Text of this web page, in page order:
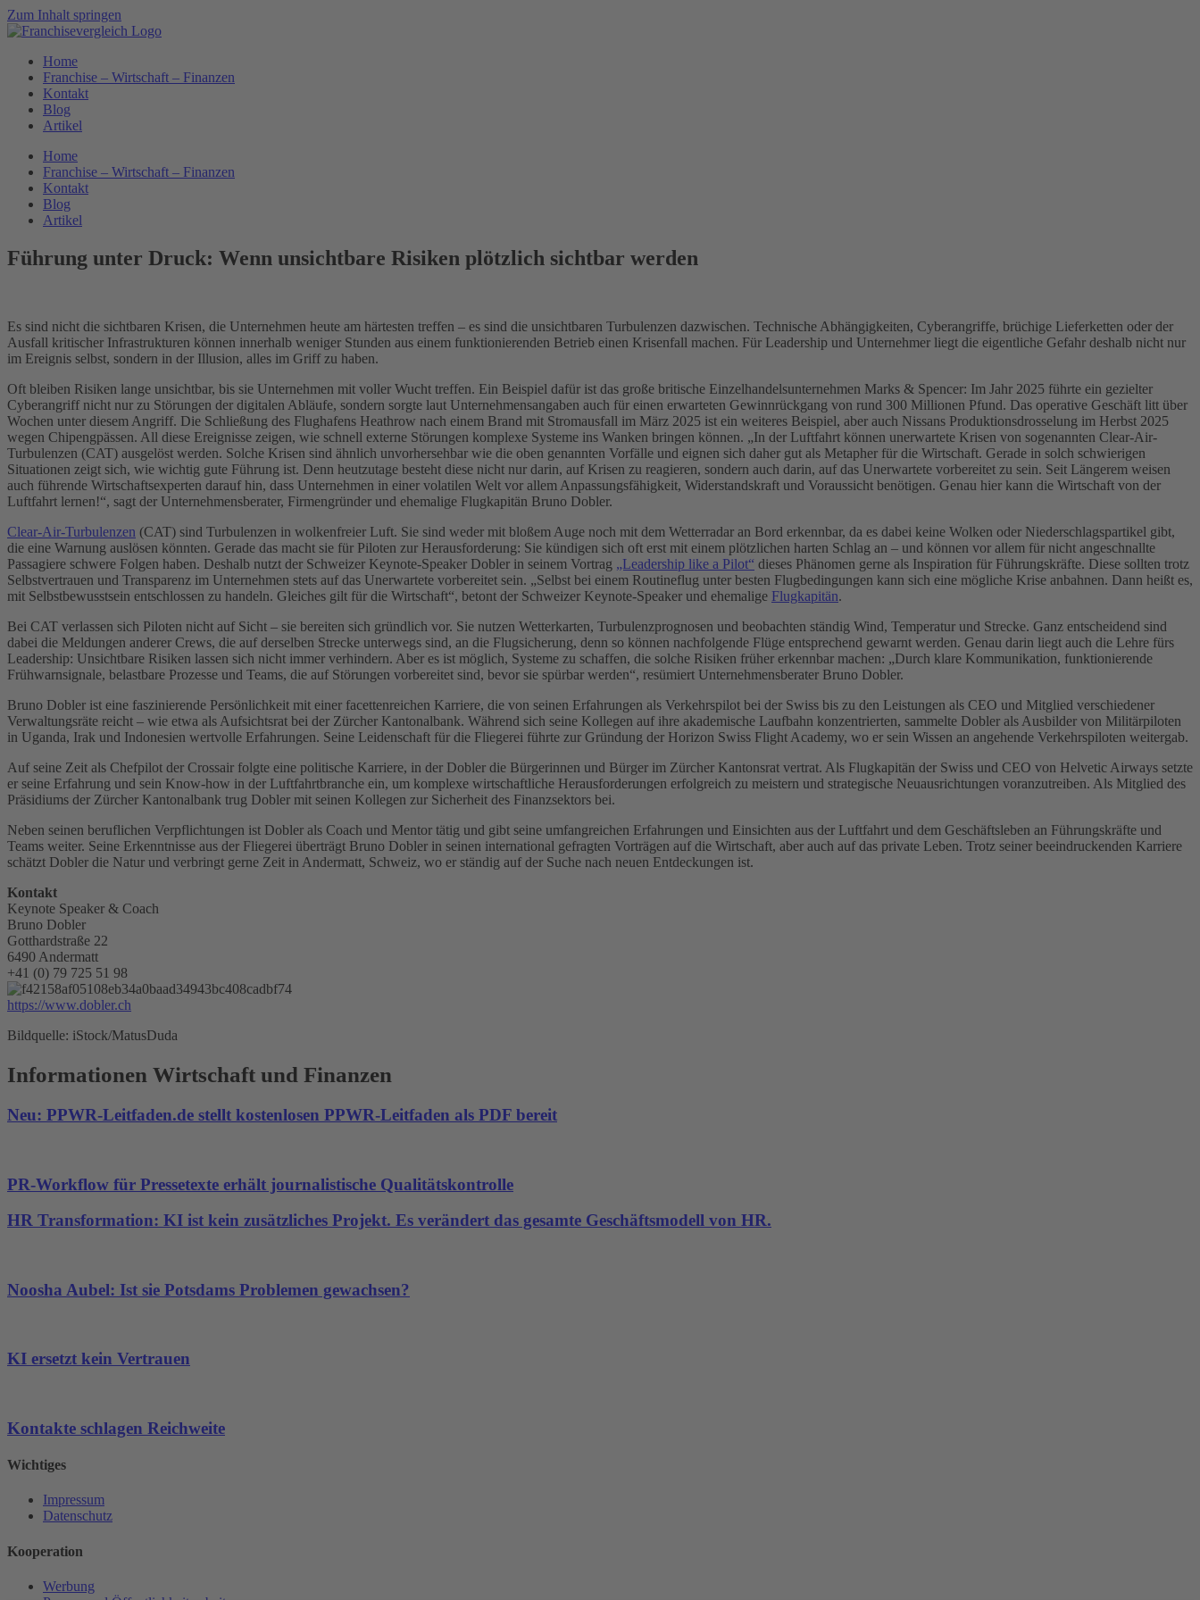
Zum Inhalt springen
Home
Franchise – Wirtschaft – Finanzen
Kontakt
Blog
Artikel
Home
Franchise – Wirtschaft – Finanzen
Kontakt
Blog
Artikel
Führung unter Druck: Wenn unsichtbare Risiken plötzlich sichtbar werden
Es sind nicht die sichtbaren Krisen, die Unternehmen heute am härtesten treffen – es sind die unsichtbaren Turbulenzen dazwischen. Technische Abhängigkeiten, Cyberangriffe, brüchige Lieferketten oder der
Ausfall kritischer Infrastrukturen können innerhalb weniger Stunden aus einem funktionierenden Betrieb einen Krisenfall machen. Für Leadership und Unternehmer liegt die eigentliche Gefahr deshalb nicht nur
im Ereignis selbst, sondern in der Illusion, alles im Griff zu haben.
Oft bleiben Risiken lange unsichtbar, bis sie Unternehmen mit voller Wucht treffen. Ein Beispiel dafür ist das große britische Einzelhandelsunternehmen Marks & Spencer: Im Jahr 2025 führte ein gezielter
Cyberangriff nicht nur zu Störungen der digitalen Abläufe, sondern sorgte laut Unternehmensangaben auch für einen erwarteten Gewinnrückgang von rund 300 Millionen Pfund. Das operative Geschäft litt über
Wochen unter diesem Angriff. Die Schließung des Flughafens Heathrow nach einem Brand mit Stromausfall im März 2025 ist ein weiteres Beispiel, aber auch Nissans Produktionsdrosselung im Herbst 2025
wegen Chipengpässen. All diese Ereignisse zeigen, wie schnell externe Störungen komplexe Systeme ins Wanken bringen können. „In der Luftfahrt können unerwartete Krisen von sogenannten Clear-Air-
Turbulenzen (CAT) ausgelöst werden. Solche Krisen sind ähnlich unvorhersehbar wie die oben genannten Vorfälle und eignen sich daher gut als Metapher für die Wirtschaft. Gerade in solch schwierigen
Situationen zeigt sich, wie wichtig gute Führung ist. Denn heutzutage besteht diese nicht nur darin, auf Krisen zu reagieren, sondern auch darin, auf das Unerwartete vorbereitet zu sein. Seit Längerem weisen
auch führende Wirtschaftsexperten darauf hin, dass Unternehmen in einer volatilen Welt vor allem Anpassungsfähigkeit, Widerstandskraft und Voraussicht benötigen. Genau hier kann die Wirtschaft von der
Luftfahrt lernen!“, sagt der Unternehmensberater, Firmengründer und ehemalige Flugkapitän Bruno Dobler.
Clear-Air-Turbulenzen (CAT) sind Turbulenzen in wolkenfreier Luft. Sie sind weder mit bloßem Auge noch mit dem Wetterradar an Bord erkennbar, da es dabei keine Wolken oder Niederschlagspartikel gibt,
die eine Warnung auslösen könnten. Gerade das macht sie für Piloten zur Herausforderung: Sie kündigen sich oft erst mit einem plötzlichen harten Schlag an – und können vor allem für nicht angeschnallte
Passagiere schwere Folgen haben. Deshalb nutzt der Schweizer Keynote-Speaker Dobler in seinem Vortrag „Leadership like a Pilot“ dieses Phänomen gerne als Inspiration für Führungskräfte. Diese sollten trotz
Selbstvertrauen und Transparenz im Unternehmen stets auf das Unerwartete vorbereitet sein. „Selbst bei einem Routineflug unter besten Flugbedingungen kann sich eine mögliche Krise anbahnen. Dann heißt es,
mit Selbstbewusstsein entschlossen zu handeln. Gleiches gilt für die Wirtschaft“, betont der Schweizer Keynote-Speaker und ehemalige Flugkapitän.
Bei CAT verlassen sich Piloten nicht auf Sicht – sie bereiten sich gründlich vor. Sie nutzen Wetterkarten, Turbulenzprognosen und beobachten ständig Wind, Temperatur und Strecke. Ganz entscheidend sind
dabei die Meldungen anderer Crews, die auf derselben Strecke unterwegs sind, an die Flugsicherung, denn so können nachfolgende Flüge entsprechend gewarnt werden. Genau darin liegt auch die Lehre fürs
Leadership: Unsichtbare Risiken lassen sich nicht immer verhindern. Aber es ist möglich, Systeme zu schaffen, die solche Risiken früher erkennbar machen: „Durch klare Kommunikation, funktionierende
Frühwarnsignale, belastbare Prozesse und Teams, die auf Störungen vorbereitet sind, bevor sie spürbar werden“, resümiert Unternehmensberater Bruno Dobler.
Bruno Dobler ist eine faszinierende Persönlichkeit mit einer facettenreichen Karriere, die von seinen Erfahrungen als Verkehrspilot bei der Swiss bis zu den Leistungen als CEO und Mitglied verschiedener
Verwaltungsräte reicht – wie etwa als Aufsichtsrat bei der Zürcher Kantonalbank. Während sich seine Kollegen auf ihre akademische Laufbahn konzentrierten, sammelte Dobler als Ausbilder von Militärpiloten
in Uganda, Irak und Indonesien wertvolle Erfahrungen. Seine Leidenschaft für die Fliegerei führte zur Gründung der Horizon Swiss Flight Academy, wo er sein Wissen an angehende Verkehrspiloten weitergab.
Auf seine Zeit als Chefpilot der Crossair folgte eine politische Karriere, in der Dobler die Bürgerinnen und Bürger im Zürcher Kantonsrat vertrat. Als Flugkapitän der Swiss und CEO von Helvetic Airways setzte
er seine Erfahrung und sein Know-how in der Luftfahrtbranche ein, um komplexe wirtschaftliche Herausforderungen erfolgreich zu meistern und strategische Neuausrichtungen voranzutreiben. Als Mitglied des
Präsidiums der Zürcher Kantonalbank trug Dobler mit seinen Kollegen zur Sicherheit des Finanzsektors bei.
Neben seinen beruflichen Verpflichtungen ist Dobler als Coach und Mentor tätig und gibt seine umfangreichen Erfahrungen und Einsichten aus der Luftfahrt und dem Geschäftsleben an Führungskräfte und
Teams weiter. Seine Erkenntnisse aus der Fliegerei überträgt Bruno Dobler in seinen international gefragten Vorträgen auf die Wirtschaft, aber auch auf das private Leben. Trotz seiner beeindruckenden Karriere
schätzt Dobler die Natur und verbringt gerne Zeit in Andermatt, Schweiz, wo er ständig auf der Suche nach neuen Entdeckungen ist.
Kontakt
Keynote Speaker & Coach
Bruno Dobler
Gotthardstraße 22
6490 Andermatt
+41 (0) 79 725 51 98
https://www.dobler.ch
Bildquelle: iStock/MatusDuda
Informationen Wirtschaft und Finanzen
Neu: PPWR-Leitfaden.de stellt kostenlosen PPWR-Leitfaden als PDF bereit
PR-Workflow für Pressetexte erhält journalistische Qualitätskontrolle
HR Transformation: KI ist kein zusätzliches Projekt. Es verändert das gesamte Geschäftsmodell von HR.
Noosha Aubel: Ist sie Potsdams Problemen gewachsen?
KI ersetzt kein Vertrauen
Kontakte schlagen Reichweite
Wichtiges
Impressum
Datenschutz
Kooperation
Werbung